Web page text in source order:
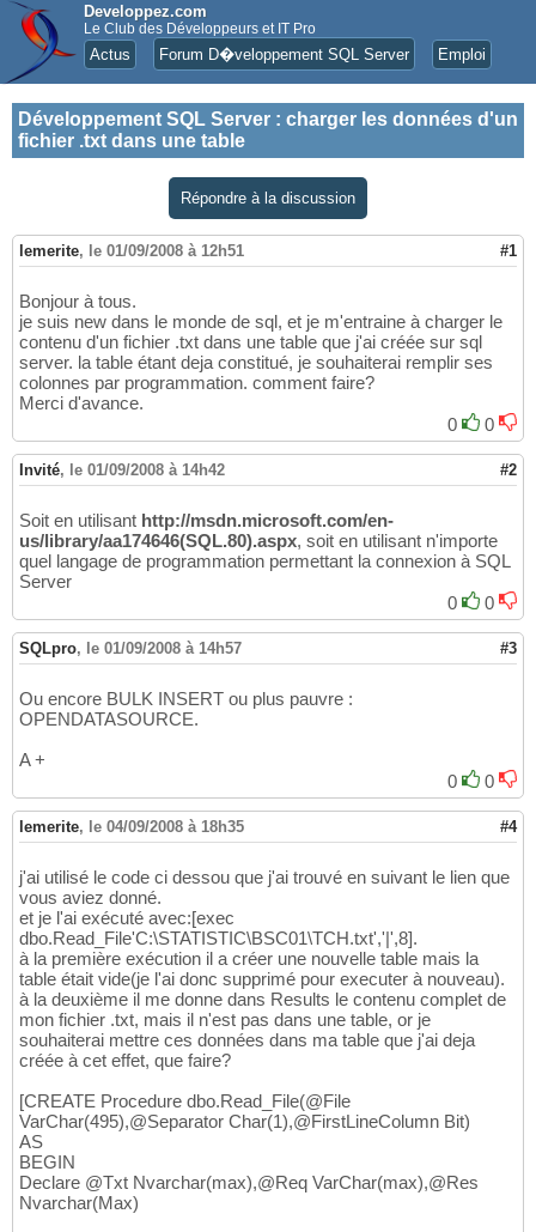
Developpez.com
Le Club des Développeurs et IT Pro
Actus Forum D�veloppement SQL Server Emploi
Développement SQL Server : charger les données d'un
fichier .txt dans une table
Répondre à la discussion
lemerite, le 01/09/2008 à 12h51 #1
Bonjour à tous.
je suis new dans le monde de sql, et je m'entraine à charger le
contenu d'un fichier .txt dans une table que j'ai créée sur sql
server. la table étant deja constitué, je souhaiterai remplir ses
colonnes par programmation. comment faire?
Merci d'avance.
0
0
Invité, le 01/09/2008 à 14h42 #2
Soit en utilisant http://msdn.microsoft.com/en-
us/library/aa174646(SQL.80).aspx, soit en utilisant n'importe
quel langage de programmation permettant la connexion à SQL
Server
0
0
SQLpro, le 01/09/2008 à 14h57 #3
Ou encore BULK INSERT ou plus pauvre :
OPENDATASOURCE.
A +
0
0
lemerite, le 04/09/2008 à 18h35 #4
j'ai utilisé le code ci dessou que j'ai trouvé en suivant le lien que
vous aviez donné.
et je l'ai exécuté avec:[exec
dbo.Read_File'C:\STATISTIC\BSC01\TCH.txt','|',8].
à la première exécution il a créer une nouvelle table mais la
table était vide(je l'ai donc supprimé pour executer à nouveau).
à la deuxième il me donne dans Results le contenu complet de
mon fichier .txt, mais il n'est pas dans une table, or je
souhaiterai mettre ces données dans ma table que j'ai deja
créée à cet effet, que faire?
[CREATE Procedure dbo.Read_File(@File
VarChar(495),@Separator Char(1),@FirstLineColumn Bit)
AS
BEGIN
Declare @Txt Nvarchar(max),@Req VarChar(max),@Res
Nvarchar(Max)